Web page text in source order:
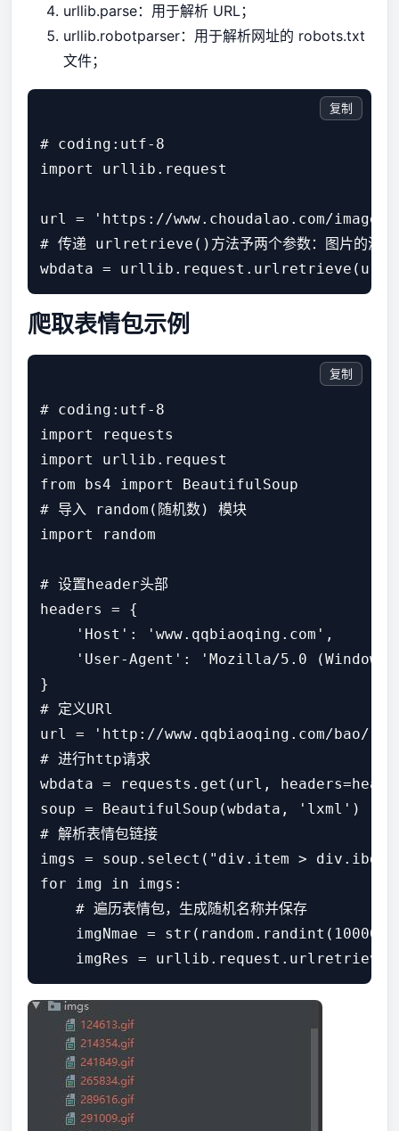
urllib.parse：用于解析 URL；
urllib.robotparser：用于解析网址的 robots.txt
文件；
# coding:utf-8
import urllib.request
url = 'https://www.choudalao.com/
# 传递 urlretrieve()方法予两个参数：图片的源地
复制
爬取表情包示例
# coding:utf-8
import requests
import urllib.request
from bs4 import BeautifulSoup
# 导入 random(随机数) 模块
import random
# 设置header头部
headers = {
    'Host': 'www.qqbiaoqing.com',
'User-Agent': 'Mozilla/5.0 (Windows
}
# 定义URl
url = 'http://www.qqbiaoqing.com/bao/'
# 进行http请求
wbdata = requests.get(url,
soup = BeautifulSoup(wbdata, 'lxml')
# 解析表情包链接
imgs = soup.select("div.item > div.ibd >
for img in imgs:
    # 遍历表情包，生成随机名称并保存
imgNmae =
复制